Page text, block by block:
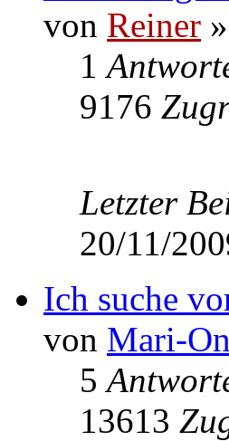
von Reiner
1
9176
Letzter
20/11/
Ich suche
von Mari-On
5
13613